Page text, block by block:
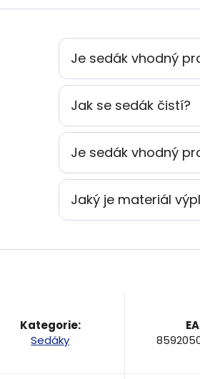
Je sedák vhodný
Jak se sedák čistí?
Je sedák vhodný
Jaký je materiál
Kategorie:
Sedáky